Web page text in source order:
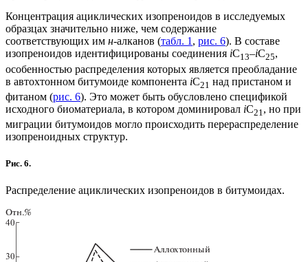
Концентрация ациклических изопреноидов в исследуемых
образцах значительно ниже, чем содержание
соответствующих им н-алканов (табл. 1 , рис. 6). В составе
изопреноидов идентифицированы соединения iC13–iC25,
особенностью распределения которых является преобладание
в автохтонном битумоиде компонента iC21 над пристаном и
фитаном (рис. 6). Это может быть обусловлено спецификой
исходного биоматериала, в котором доминировал iC21 , но при
миграции битумоидов могло происходить перераспределение
изопреноидных структур.
Рис. 6.
Распределение ациклических изопреноидов в битумоидах.